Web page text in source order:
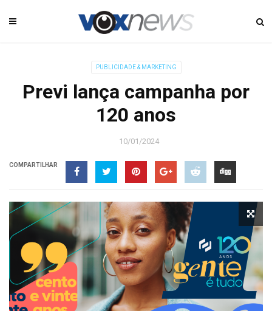
PUBLICIDADE & MARKETING
Previ lança campanha por
120 anos
10/01/2024
COMPARTILHAR